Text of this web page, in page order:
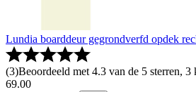
Lundia boarddeur gegrondverfd opdek
(3)Beoordeeld met 4.3 van de 5 sterren, 3
69.00